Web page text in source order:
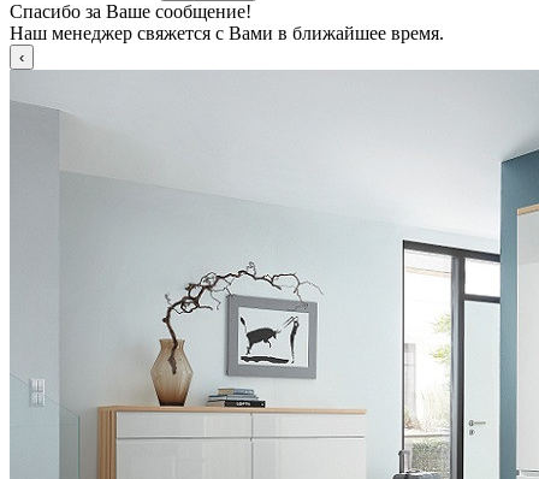
Спасибо за Ваше сообщение!
Наш менеджер свяжется с Вами в ближайшее время.